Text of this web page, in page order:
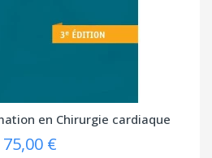
en Chirurgie cardiaque
75,00 €